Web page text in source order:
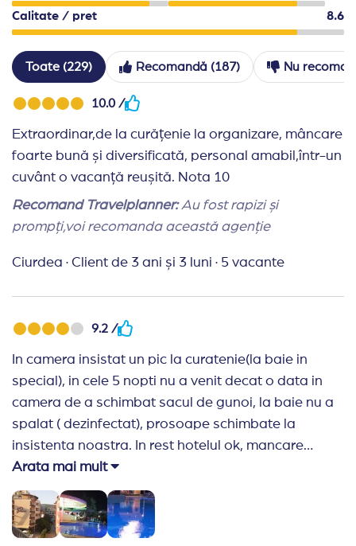
Accesul cu animale de companie nu este permis.
Early check-in si late check-out sunt in functie
Hotelul isi rezerva dreptul de a efectua
Un cod vestimentar adecvat este obligatoriu in
Calitate / pret 8.6
Toate (229) Recomandă (187) Nu
10.0 /
Extraordinar,de la curățenie la organizare, mâncare
foarte bună și diversificată, personal amabil,într-un
cuvânt o vacanță reușită. Nota 10
Recomand Travelplanner:Au fost rapizi și
prompți,voi recomanda această agenție
Ciurdea · Client de 3 ani și 3 luni · 5 vacante
9.2 /
In camera insistat un pic la curatenie(la baie in
special), in cele 5 nopti nu a venit decat o data in
camera de a schimbat sacul de gunoi, la baie nu a
spalat ( dezinfectat), prosoape schimbate la
insistenta noastra. In rest hotelul ok, mancare
foarte buna si diversificata.
Recomand Travelplanner:
cu incredere. Plus ca am castigat si un plin de
carburant.
Arata mai mult